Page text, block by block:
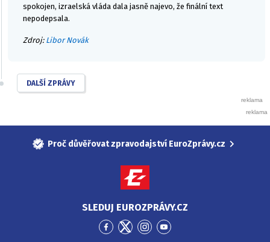
spokojen, izraelská vláda dala jasně najevo, že finální text
nepodepsala.
Zdroj: Libor Novák
DALŠÍ ZPRÁVY
Proč důvěřovat zpravodajství EuroZprávy.cz
SLEDUJ EUROZPRÁVY.CZ
PřejítPřejítPřejítPřejít